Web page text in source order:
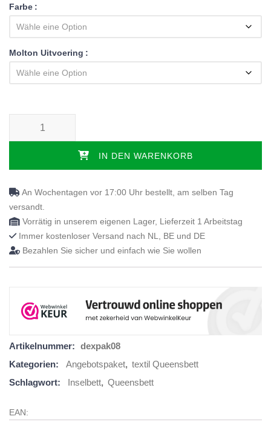
Farbe
Molton Uitvoering
IN DEN WARENKORB
An Wochentagen vor 17:00 Uhr bestellt, am selben Tag
versandt.
Vorrätig in unserem eigenen Lager, Lieferzeit 1 Arbeitstag
Immer kostenloser Versand nach NL, BE und DE
Bezahlen Sie sicher und einfach wie Sie wollen
Artikelnummer: dexpak08
Kategorien:
Angebotspaket, textil Queensbett
Schlagwort:
Inselbett, Queensbett
EAN: